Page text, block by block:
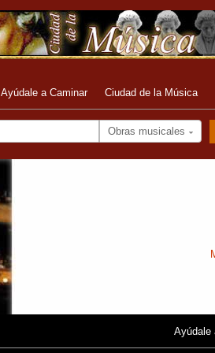
Ayúdale a Caminar Ciudad de la Música
Obras musicales
Ayúdale